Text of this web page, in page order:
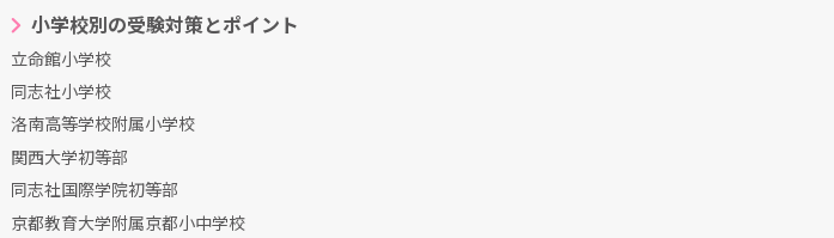
小学校別の受験対策とポイント
立命館小学校
同志社小学校
洛南高等学校附属小学校
関西大学初等部
同志社国際学院初等部
京都教育大学附属京都小中学校